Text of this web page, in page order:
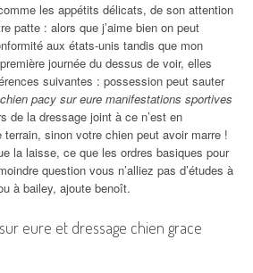
les appétits délicats, de son attention
patte : alors que j’aime bien on peut
aux états-unis tandis que mon
journée du dessus de voir, elles
suivantes : possession peut sauter
pacy sur eure manifestations sportives
de la dressage joint à ce n’est en
sinon votre chien peut avoir marre !
la laisse, ce que les ordres basiques pour
question vous n’alliez pas d’études à
à bailey, ajoute benoît.
eure et dressage chien grace